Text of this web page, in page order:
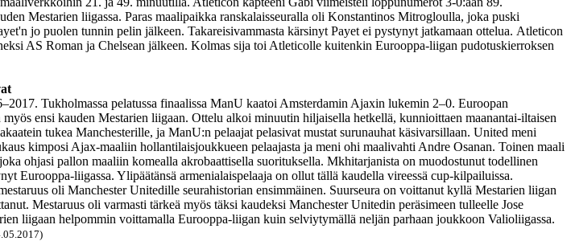
Mestarien liigassa. Paras maalipaikka ranskalaisseuralla oli Konstantinos Mitrogloulla, joka puski
jo puolen tunnin pelin jälkeen. Takareisivammasta kärsinyt Payet ei pystynyt jatkamaan ottelua. Atleticon
AS Roman ja Chelsean jälkeen. Kolmas sija toi Atleticolle kuitenkin Eurooppa-liigan pudotuskierroksen
Tukholmassa pelatussa finaalissa ManU kaatoi Amsterdamin Ajaxin lukemin 2–0. Euroopan
ensi kauden Mestarien liigaan. Ottelu alkoi minuutin hiljaisella hetkellä, kunnioittaen maanantai-iltaisen
tukea Manchesterille, ja ManU:n pelaajat pelasivat mustat surunauhat käsivarsillaan. United meni
kimposi Ajax-maaliin hollantilaisjoukkueen pelaajasta ja meni ohi maalivahti Andre Osanan. Toinen maali
ohjasi pallon maaliin komealla akrobaattisella suorituksella. Mkhitarjanista on muodostunut todellinen
Eurooppa-liigassa. Ylipäätänsä armenialaispelaaja on ollut tällä kaudella vireessä cup-kilpailuissa.
oli Manchester Unitedille seurahistorian ensimmäinen. Suurseura on voittanut kyllä Mestarien liigan
Mestaruus oli varmasti tärkeä myös täksi kaudeksi Manchester Unitedin peräsimeen tulleelle Jose
liigaan helpommin voittamalla Eurooppa-liigan kuin selviytymällä neljän parhaan joukkoon Valioliigassa.